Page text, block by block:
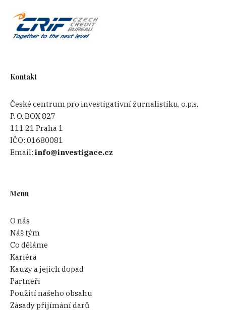
Kontakt
České centrum pro investigativní žurnalistiku, o.p.s.
P. O. BOX 827
111 21 Praha 1
IČO:01680081
Email:info@investigace.cz
Menu
O nás
Náš tým
Co děláme
Kariéra
Kauzy a jejich dopad
Partneři
Použití našeho obsahu
Zásady přijímání darů